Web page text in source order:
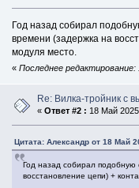
Год назад собирал
времени (задержка на
модуля место.
« Последнее
Re: Вилка-тройник с
«Ответ #2 : 18 Май
Цитата: Алексaндр от 18 Май
Год назад собирал подобную
восстановление цепи) +